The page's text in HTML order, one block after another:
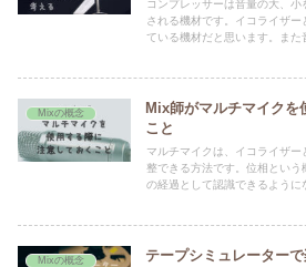
コンプレッサーは音量の大、
される機材です。イコライザー
ている機材だと思います。また
Mixの概念
Mix師がマルチマイクを
こと
マルチマイクは、イコライザ
整できる方法です。位相という
の経過として認識できるように
Mixの概念 テープシミュレーター